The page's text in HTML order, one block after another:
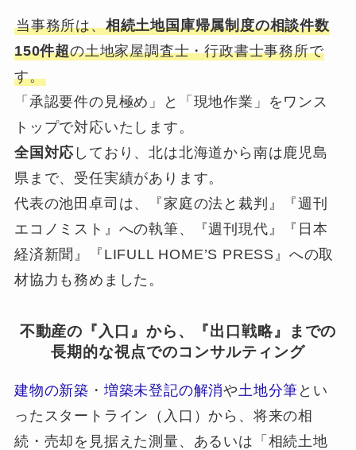
当事務所は、相続土地国庫帰属制度の相談件数
150件超の土地家屋調査士・行政書士事務所で
す。
「承認要件の見極め」と「現地作業」をワンス
トップで対応いたします。
全国対応 しており、北は北海道から南は鹿児島
県まで、受任実績があります。
代表の池田卓司は、『家庭の法と裁判』『週刊
エコノミスト』への執筆、『週刊現代』『日本
経済新聞』『LIFULL HOME’S PRESS』への取
材協力も務めました。
不動産の『入口』から、『出口戦略』までの
長期的な視点でのコンサルティング
建物の新築 ・ 増築未登記の解消や 土地分筆 とい
ったスタートライン（入口）から、将来の相
続・売却を見据えた測量、あるいは「相続土地